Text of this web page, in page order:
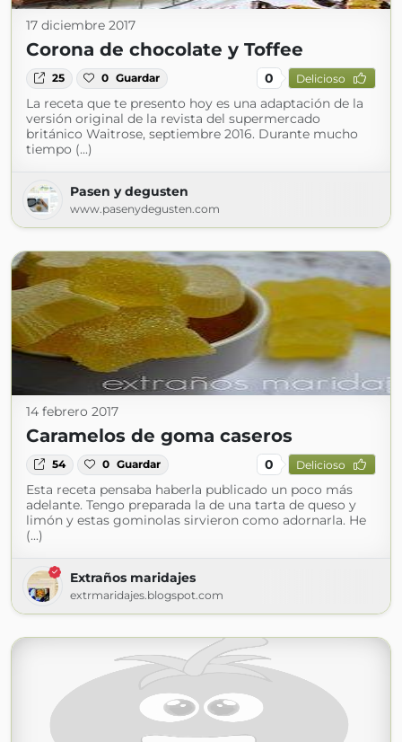
17 diciembre 2017
Corona de chocolate y Toffee
25 0 Guardar 0 Delicioso
La receta que te presento hoy es una adaptación de la
versión original de la revista del supermercado
británico Waitrose, septiembre 2016. Durante mucho
tiempo (...)
Pasen y degusten
www.pasenydegusten.com
14 febrero 2017
Caramelos de goma caseros
54 0 Guardar 0 Delicioso
Esta receta pensaba haberla publicado un poco más
adelante. Tengo preparada la de una tarta de queso y
limón y estas gominolas sirvieron como adornarla. He
(...)
Extraños maridajes
extrmaridajes.blogspot.com